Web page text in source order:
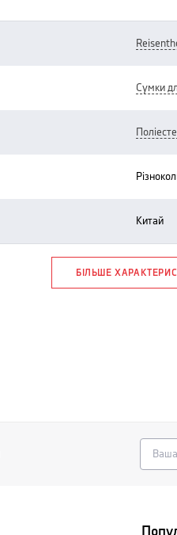
сумки
китай
БІЛЬШЕ